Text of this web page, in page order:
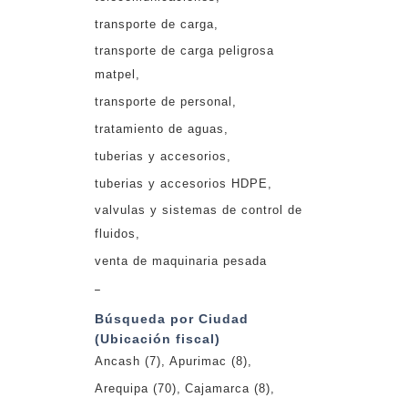
transporte de carga
transporte de carga peligrosa
matpel
transporte de personal
tratamiento de aguas
tuberias y accesorios
tuberias y accesorios HDPE
valvulas y sistemas de control de
fluidos
venta de maquinaria pesada
Búsqueda por Ciudad
(Ubicación fiscal)
Ancash (7) Apurimac (8)
Arequipa (70) Cajamarca (8)